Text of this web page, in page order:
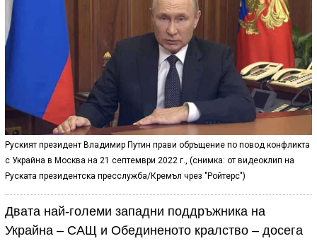
Руският президент Владимир Путин прави обръщение по повод конфликта
с Украйна в Москва на 21 септември 2022 г., (снимка: от видеоклип на
Руската президентска пресслужба/Кремъл чрез "Ройтерс")
Двата най-големи западни поддръжника на
Украйна – САЩ и Обединеното кралство – досега